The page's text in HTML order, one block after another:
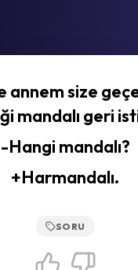
annem size
mandalı geri
-Hangi mandalı?
+Harmandalı.
SORU